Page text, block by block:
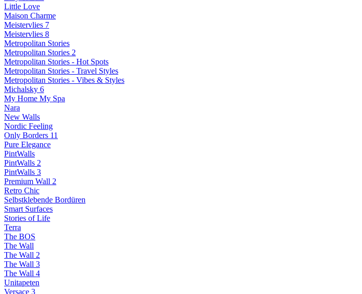
Little Love
Maison Charme
Meistervlies 7
Meistervlies 8
Metropolitan Stories
Metropolitan Stories 2
Metropolitan Stories - Hot Spots
Metropolitan Stories - Travel Styles
Metropolitan Stories - Vibes & Styles
Michalsky 6
My Home My Spa
Nara
New Walls
Nordic Feeling
Only Borders 11
Pure Elegance
PintWalls
PintWalls 2
PintWalls 3
Premium Wall 2
Retro Chic
Selbstklebende Bordüren
Smart Surfaces
Stories of Life
Terra
The BOS
The Wall
The Wall 2
The Wall 3
The Wall 4
Unitapeten
Versace 3